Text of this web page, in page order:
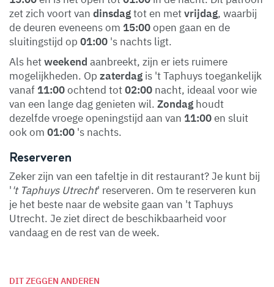
zet zich voort van dinsdagtot en metvrijdag, waarbij
de deuren eveneens om 15:00open gaan en de
sluitingstijd op 01:00 's nachts ligt.
Als hetweekend aanbreekt, zijn er iets ruimere
mogelijkheden. Op zaterdag is 't Taphuys toegankelijk
vanaf 11:00ochtend tot02:00 nacht, ideaal voor wie
van een lange dag genieten wil. Zondag houdt
dezelfde vroege openingstijd aan van 11:00en sluit
ook om 01:00 's nachts.
Reserveren
Zeker zijn van een tafeltje in dit restaurant? Je kunt bij
''t Taphuys Utrecht' reserveren. Om te reserveren kun
je het beste naar de website gaan van 't Taphuys
Utrecht. Je ziet direct de beschikbaarheid voor
vandaag en de rest van de week.
DIT ZEGGEN ANDEREN